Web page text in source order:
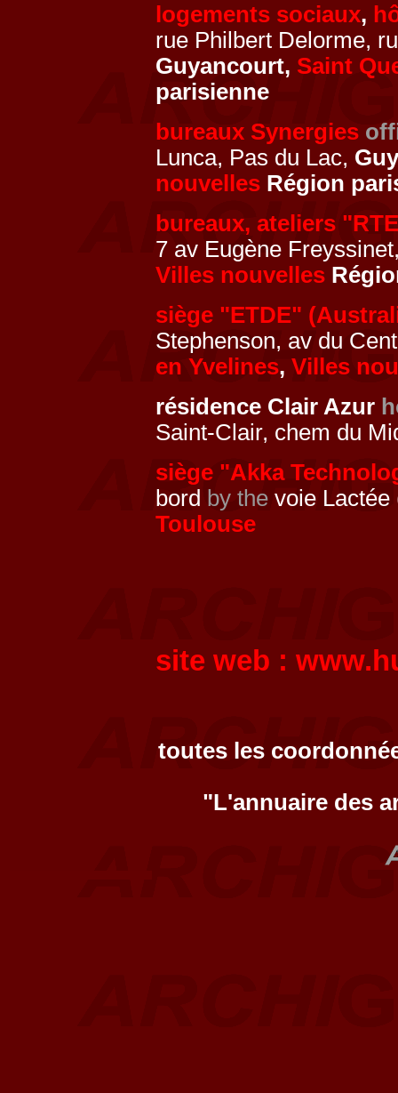
logements sociaux,
rue Philbert Delorme,
Guyancourt, Saint
parisienne
bureaux Synergies
Lunca, Pas du Lac,
nouvelles Région
bureaux, ateliers
7 av Eugène
Villes nouvelles
siège "ETDE"
Stephenson, av du
en Yvelines, Villes
résidence Clair Azur
Saint-Clair, chem du
siège "Akka
bord by the voie
Toulouse
site web :
toutes les
"L'annuaire des